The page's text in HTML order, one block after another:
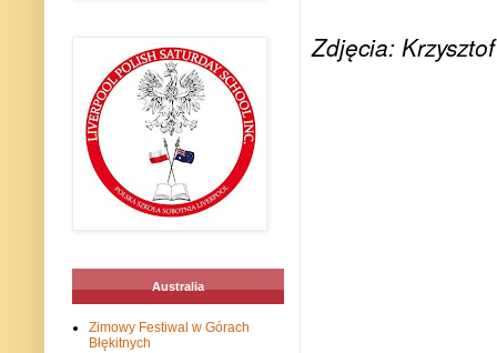
Zdjęcia:
Australia
Zimowy Festiwal w Górach
Błękitnych